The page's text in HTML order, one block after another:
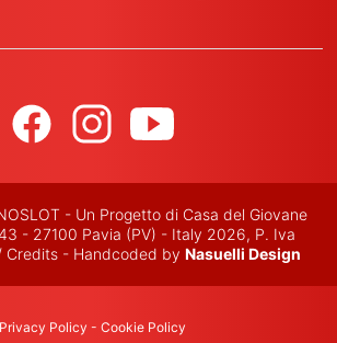
- Un Progetto di Casa del Giovane
- 27100 Pavia (PV) - Italy 2026, P. Iva
- Handcoded by Nasuelli Design
Privacy Policy - Cookie Policy